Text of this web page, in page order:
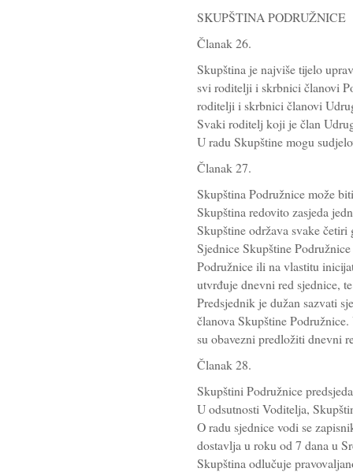
SKUPŠTINA PODRUŽNICE
Članak 26.
Skupština je najviše tijelo
svi roditelji i skrbnici članovi
roditelji i skrbnici članovi
Svaki roditelj koji je član
U radu Skupštine mogu
Članak 27.
Skupština Podružnice može
Skupština redovito zasjeda
Skupštine održava svake četiri
Sjednice Skupštine
Podružnice ili na vlastitu
utvrđuje dnevni red sjednice,
Predsjednik je dužan sazvati
članova Skupštine
su obavezni predložiti dnevni
Članak 28.
Skupštini Podružnice
U odsutnosti Voditelja,
O radu sjednice vodi se
dostavlja u roku od 7 dana u
Skupština odlučuje